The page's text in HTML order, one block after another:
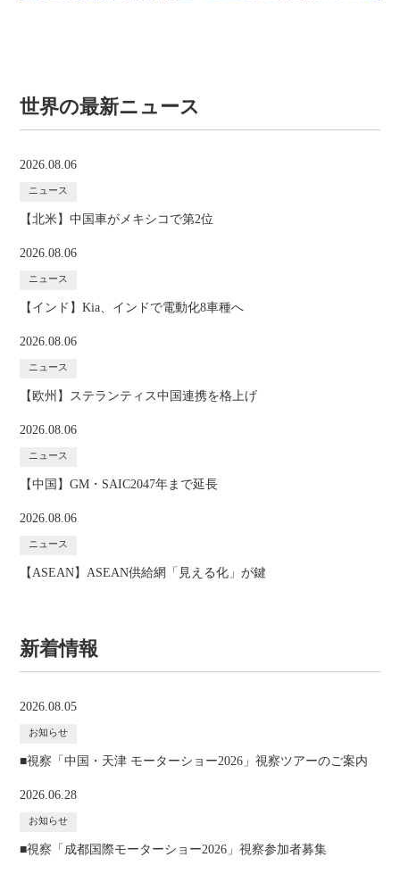
世界の最新ニュース
2026.08.06
ニュース
【北米】中国車がメキシコで第2位
2026.08.06
ニュース
【インド】Kia、インドで電動化8車種へ
2026.08.06
ニュース
【欧州】ステランティス中国連携を格上げ
2026.08.06
ニュース
【中国】GM・SAIC2047年まで延長
2026.08.06
ニュース
【ASEAN】ASEAN供給網「見える化」が鍵
新着情報
2026.08.05
お知らせ
■視察「中国・天津 モーターショー2026」視察ツアーのご案内
2026.06.28
お知らせ
■視察「成都国際モーターショー2026」視察参加者募集